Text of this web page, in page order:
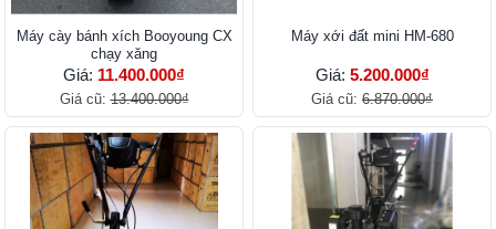
Máy cày bánh xích Booyoung CX
chạy xăng
Giá: 11.400.000₫
Giá cũ:13.400.000₫
Máy xới đất mini HM-680
Giá: 5.200.000₫
Giá cũ: 6.870.000₫